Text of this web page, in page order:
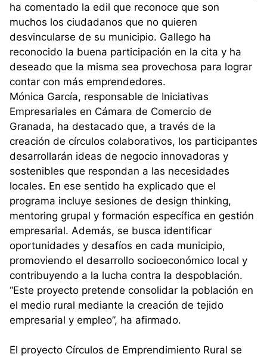
ha comentado la edil que reconoce que son
muchos los ciudadanos que no quieren
desvincularse de su municipio. Gallego ha
reconocido la buena participación en la cita y ha
deseado que la misma sea provechosa para lograr
contar con más emprendedores.
Mónica García, responsable de Iniciativas
Empresariales en Cámara de Comercio de
Granada, ha destacado que, a través de la
creación de círculos colaborativos, los participantes
desarrollarán ideas de negocio innovadoras y
sostenibles que respondan a las necesidades
locales. En ese sentido ha explicado que el
programa incluye sesiones de design thinking,
mentoring grupal y formación específica en gestión
empresarial. Además, se busca identificar
oportunidades y desafíos en cada municipio,
promoviendo el desarrollo socioeconómico local y
contribuyendo a la lucha contra la despoblación.
“Este proyecto pretende consolidar la población en
el medio rural mediante la creación de tejido
empresarial y empleo”, ha afirmado.
El proyecto Círculos de Emprendimiento Rural se